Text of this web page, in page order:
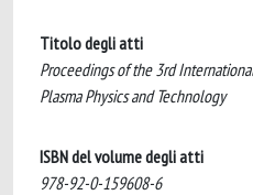
Titolo degli atti
Proceedings of the 3rd
Plasma Physics and Technology
ISBN del volume degli atti
978-92-0-159608-6